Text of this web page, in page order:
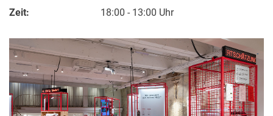
Kurzfilme
Medienbeiträge
Jahresberichte
Absolvent:innen-Jahrgänge
Zeit:
18:00 - 13:00 Uhr